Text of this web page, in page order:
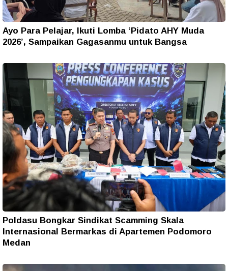
Ayo Para Pelajar, Ikuti Lomba ‘Pidato AHY Muda
2026’, Sampaikan Gagasanmu untuk Bangsa
Poldasu Bongkar Sindikat Scamming Skala
Internasional Bermarkas di Apartemen Podomoro
Medan